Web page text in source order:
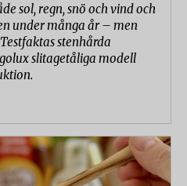
sol, regn, snö och vind och
under många år – men
stenhårda
slitagetåliga modell